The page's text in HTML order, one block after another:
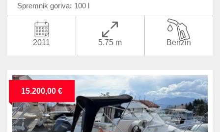
Spremnik goriva: 100 l
2011 5.75 m Benzin
15.200,00 €